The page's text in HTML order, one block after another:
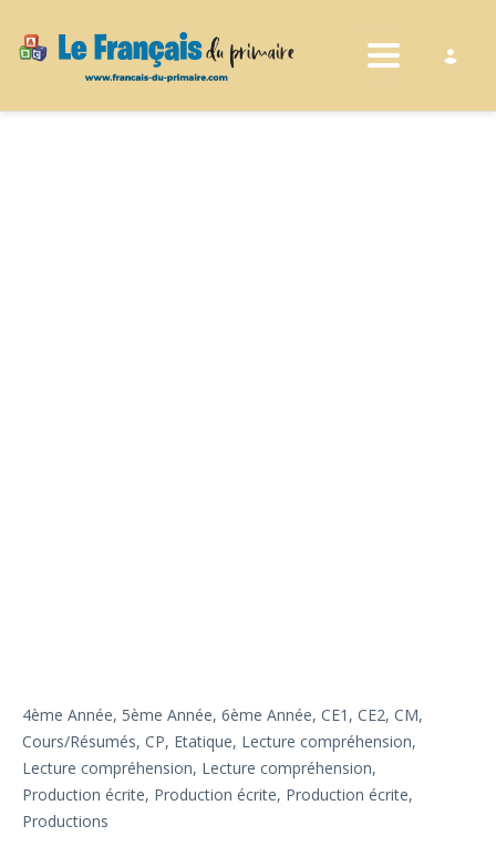
Toggle
4ème Année, 5ème Année, 6ème Année, CE1, CE2, CM,
Cours/Résumés, CP, Etatique, Lecture compréhension,
Lecture compréhension, Lecture compréhension,
Production écrite, Production écrite, Production écrite,
Productions